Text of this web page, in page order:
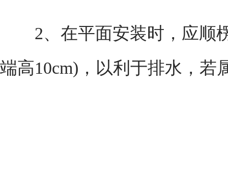
2、在平面安装时，应顺楞
端高10cm)，以利于排水，